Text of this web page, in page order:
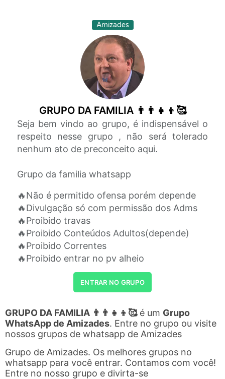
Amizades
GRUPO DA FAMILIA 👨‍👨‍👧‍👦🥰
Seja bem vindo ao grupo, é indispensável o
respeito nesse grupo , não será tolerado
nenhum ato de preconceito aqui.
Grupo da familia whatsapp
🔥Não é permitido ofensa porém depende
🔥Divulgação só com permissão dos Adms
🔥Proibido travas
🔥Proibido Conteúdos Adultos(depende)
🔥Proibido Correntes
🔥Proibido entrar no pv alheio
ENTRAR NO GRUPO
GRUPO DA FAMILIA 👨‍👨‍👧‍👦🥰é um Grupo
WhatsApp de Amizades. Entre no grupo ou visite
nossos grupos de whatsapp de Amizades
Grupo de Amizades. Os melhores grupos no
whatsapp para você entrar. Contamos com você!
Entre no nosso grupo e divirta-se